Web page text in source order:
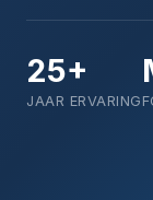
25+
JAAR ERVARING